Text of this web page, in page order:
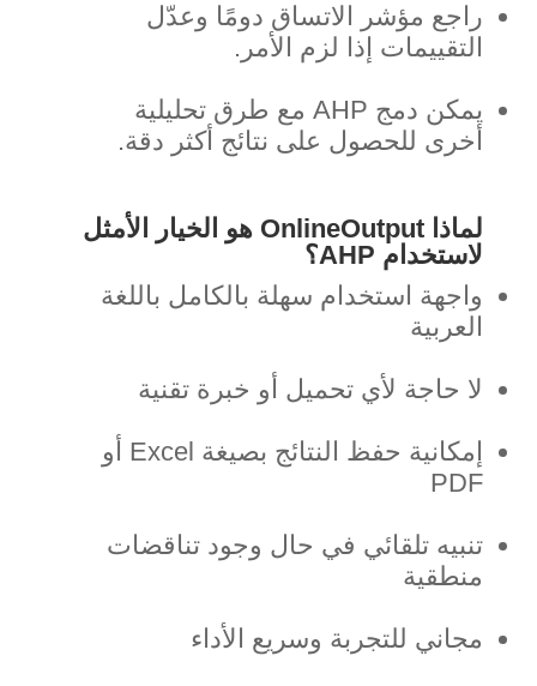
راجع مؤشر الاتساق دومًا وعدّل
التقييمات إذا لزم الأمر.
يمكن دمج AHP مع طرق تحليلية
أخرى للحصول على نتائج أكثر دقة.
لماذا OnlineOutput هو الخيار الأمثل
لاستخدام AHP؟
واجهة استخدام سهلة بالكامل باللغة
العربية
لا حاجة لأي تحميل أو خبرة تقنية
إمكانية حفظ النتائج بصيغة Excel أو
PDF
تنبيه تلقائي في حال وجود تناقضات
منطقية
مجاني للتجربة وسريع الأداء